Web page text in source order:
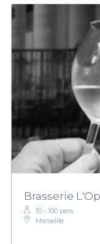
Brasserie
10 - 100 pers.
Marseille